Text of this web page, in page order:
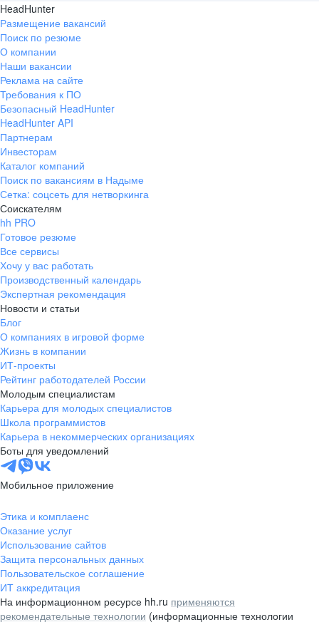
HeadHunter
Размещение вакансий
Поиск по резюме
О компании
Наши вакансии
Реклама на сайте
Требования к ПО
Безопасный HeadHunter
HeadHunter API
Партнерам
Инвесторам
Каталог компаний
Поиск по вакансиям в Надыме
Сетка: соцсеть для нетворкинга
Соискателям
hh PRO
Готовое резюме
Все сервисы
Хочу у вас работать
Производственный календарь
Экспертная рекомендация
Новости и статьи
Блог
О компаниях в игровой форме
Жизнь в компании
ИТ-проекты
Рейтинг работодателей России
Молодым специалистам
Карьера для молодых специалистов
Школа программистов
Карьера в некоммерческих организациях
Боты для уведомлений
Мобильное приложение
Этика и комплаенс
Оказание услуг
Использование сайтов
Защита персональных данных
Пользовательское соглашение
ИТ аккредитация
На информационном ресурсе hh.ru применяются
рекомендательные технологии (информационные технологии